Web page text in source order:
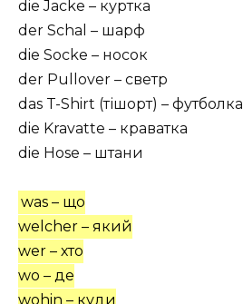
die Jacke – куртка
der Schal – шарф
die Socke – носок
der Pullover – светр
das T-Shirt (тішорт) – футболка
die Kravatte – краватка
die Hose – штани
was – що
welcher – який
wer – хто
wo – де
wohin – куди